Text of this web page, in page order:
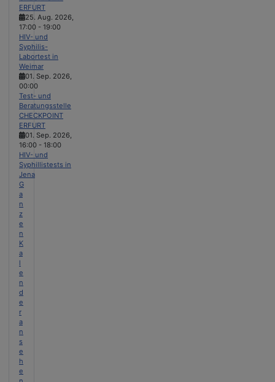
ERFURT
25. Aug. 2026,
17:00 - 19:00
HIV- und
Syphilis-
Labortest in
Weimar
01. Sep. 2026,
00:00
Test- und
Beratungsstelle
CHECKPOINT
ERFURT
01. Sep. 2026,
16:00 - 18:00
HIV- und
Syphillistests in
Jena
G
a
n
z
e
n
K
a
l
e
n
d
e
r
a
n
s
e
h
e